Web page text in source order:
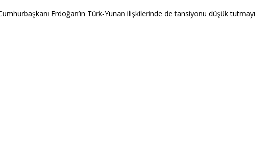
Erdoğan’ın Türk-Yunan ilişkilerinde de tansiyonu düşük tutmayı